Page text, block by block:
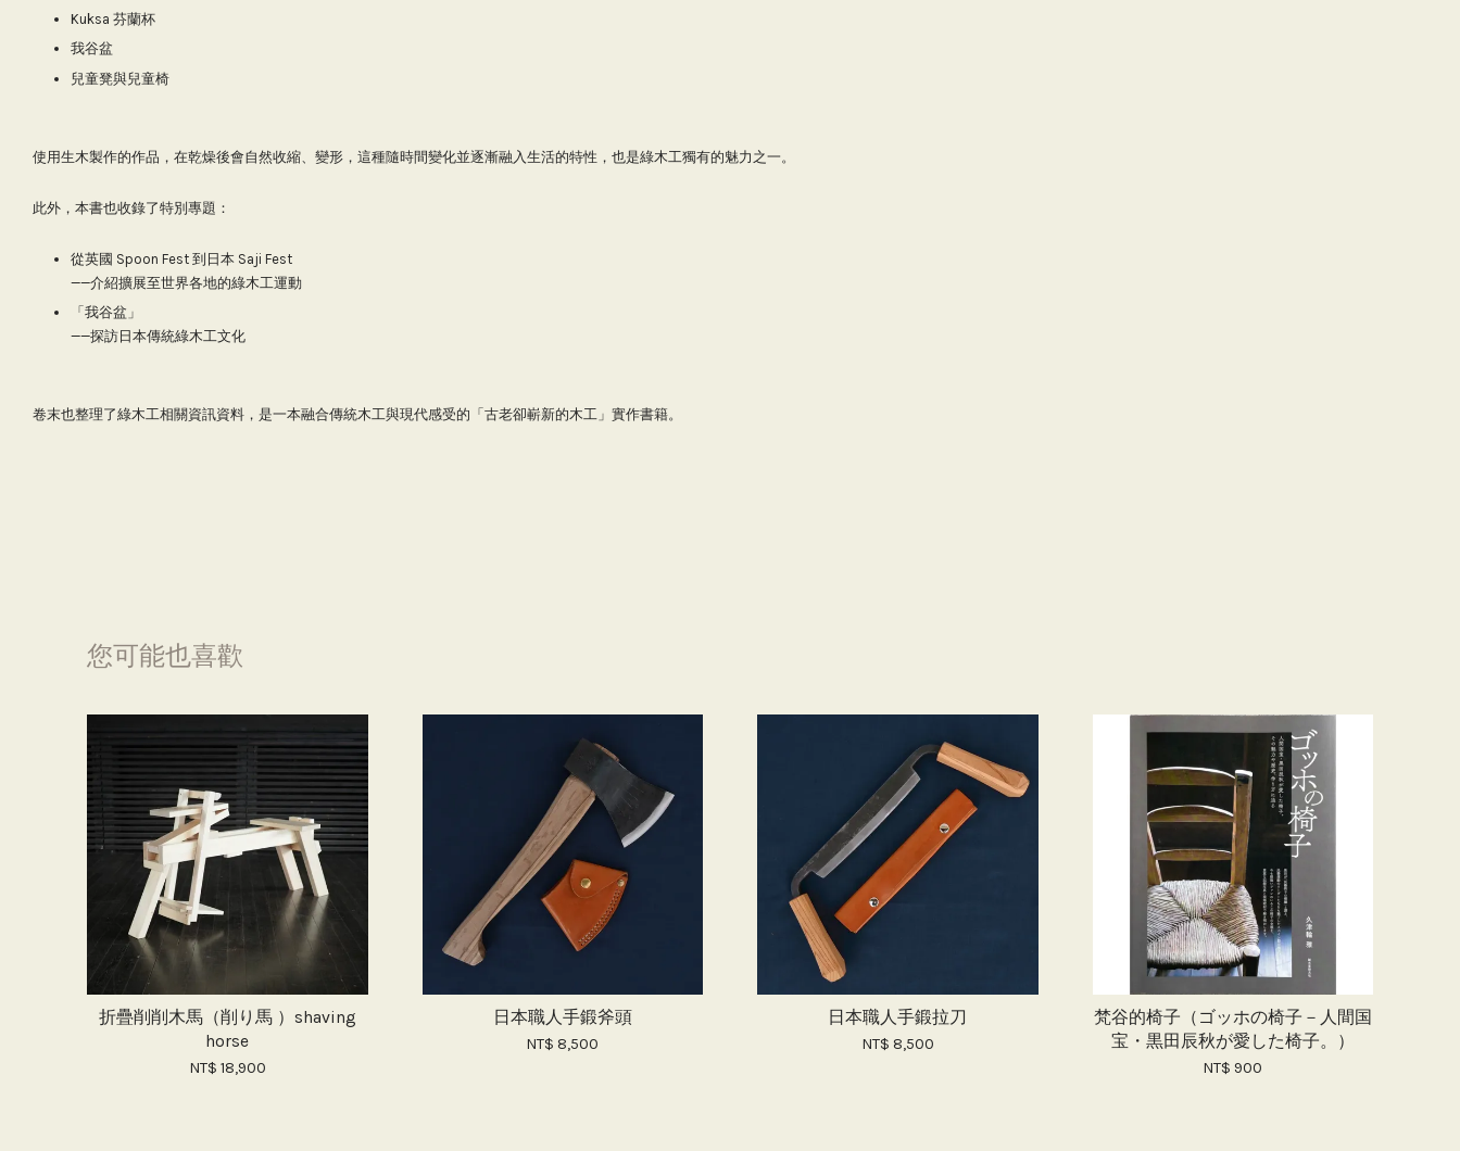
Kuksa 芬蘭杯
我谷盆
兒童凳與兒童椅
使用生木製作的作品，在乾燥後會自然收縮、變形，這種隨時間變化並逐漸融入生活的特性，也是綠木工獨有的魅力之一。
此外，本書也收錄了特別專題：
從英國 Spoon Fest 到日本 Saji Fest
——介紹擴展至世界各地的綠木工運動
「我谷盆」
——探訪日本傳統綠木工文化
卷末也整理了綠木工相關資訊資料，是一本融合傳統木工與現代感受的「古老卻嶄新的木工」實作書籍。
您可能也喜歡
折疊削削木馬（削り馬 ）shaving
horse
NT$ 18,900
日本職人手鍛斧頭
NT$ 8,500
日本職人手鍛拉刀
NT$ 8,500
梵谷的椅子（ゴッホの椅子－人間国
宝・黒田辰秋が愛した椅子。）
NT$ 900